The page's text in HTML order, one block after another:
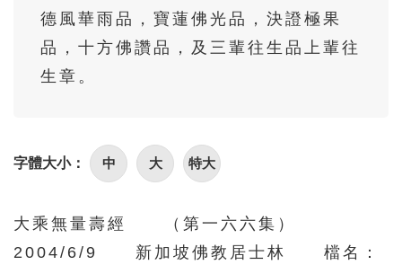
91 92 93 94
96 97 98 99 100
101
111 112 113
121 122 123 124
126 127 128 129 130
德風華雨品，寶蓮佛光品，決證極果
品，十方佛讚品，及三輩往生品上輩往
生章。
字體大小： 中 大 特大
大乘無量壽經 （第一六六集）
2004/6/9 新加坡佛教居士林 檔名：